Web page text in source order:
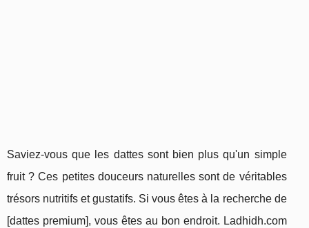
Saviez-vous que les dattes sont bien plus qu'un simple
fruit ? Ces petites douceurs naturelles sont de véritables
trésors nutritifs et gustatifs. Si vous êtes à la recherche de
[dattes premium], vous êtes au bon endroit. Ladhidh.com